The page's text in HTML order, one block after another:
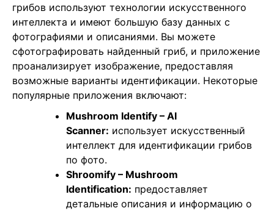
грибов используют технологии искусственного
интеллекта и имеют большую базу данных с
фотографиями и описаниями. Вы можете
сфотографировать найденный гриб, и приложение
проанализирует изображение, предоставляя
возможные варианты идентификации. Некоторые
популярные приложения включают:
Mushroom Identify – AI
Scanner: использует искусственный
интеллект для идентификации грибов
по фото.
Shroomify – Mushroom
Identification: предоставляет
детальные описания и информацию о